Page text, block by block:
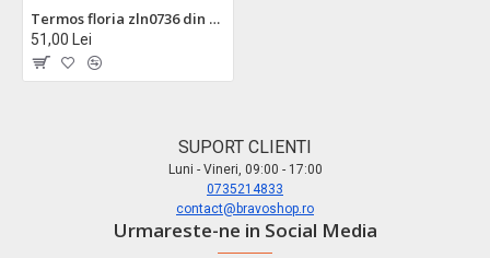
Termos floria zln0736 din otel inoxidabil - 1l, izolatie termica 24h rece / 18h cald
51,00 Lei
SUPORT CLIENTI
Luni - Vineri, 09:00 - 17:00
0735214833
contact@bravoshop.ro
Urmareste-ne in Social Media